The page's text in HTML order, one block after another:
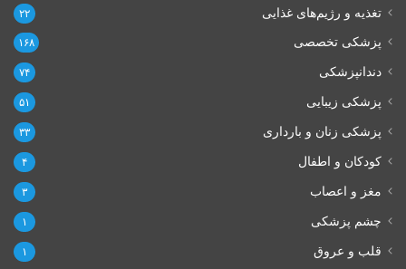
تغذیه و رژیم‌های غذایی ۲۲
پزشکی تخصصی ۱۶۸
دندانپزشکی ۷۴
پزشکی زیبایی ۵۱
پزشکی زنان و بارداری ۳۳
کودکان و اطفال ۴
مغز و اعصاب ۳
چشم پزشکی ۱
قلب و عروق ۱